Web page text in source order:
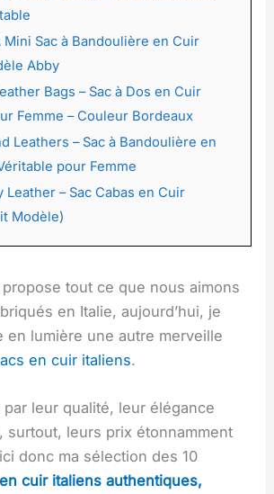
Mini Sac à Bandoulière en Cuir
Abby
Bags – Sac à Dos en Cuir
Femme – Couleur Bordeaux
Leathers – Sac à Bandoulière en
pour Femme
Leather – Sac Cabas en Cuir
Modèle)
tout ce que nous aimons
en Italie, aujourd’hui, je
en lumière une autre merveille
en cuir italiens.
par leur qualité, leur élégance
surtout, leurs prix étonnamment
donc ma sélection des 10
cuir italiens authentiques,